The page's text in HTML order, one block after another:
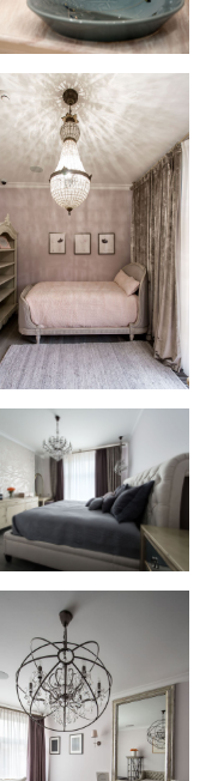
in Moscow
in Moscow
in Moscow